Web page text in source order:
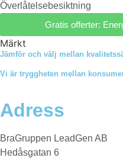
Överlåtelsebesiktning
Gratis offerter:
Märkt
Jämför och välj mellan
Vi är tryggheten mellan
Adress
BraGruppen LeadGen AB
Hedåsgatan 6